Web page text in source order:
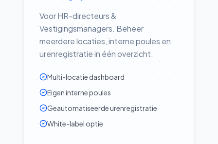
Voor HR-directeurs &
Vestigingsmanagers. Beheer
meerdere locaties, interne poules en
urenregistratie in één overzicht.
Multi-locatie dashboard
Eigen interne poules
Geautomatiseerde urenregistratie
White-label optie